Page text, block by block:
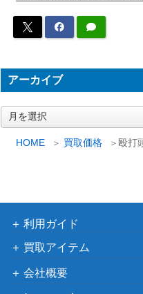
HOME 買取価格 殴打
墓所のうろつくもの/
r[VOW] 《日》
カロニアのハイドラ/
[M14]《日》
ーカイブ[STA-JP]
女魔術師の存在/
アーカイブ
ー
利用ガイド
買取アイテム
会社概要